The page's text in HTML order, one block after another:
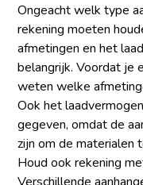
Ongeacht welk type
rekening moeten
afmetingen en het
belangrijk. Voordat je
weten welke
Ook het
gegeven, omdat de
zijn om de materialen
Houd ook rekening